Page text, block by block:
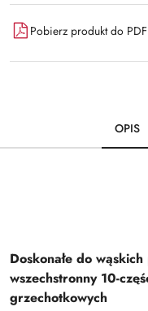
Pobierz produkt do PDF
OPIS
Doskonałe do
wszechstronny 10-
grzechotkowych